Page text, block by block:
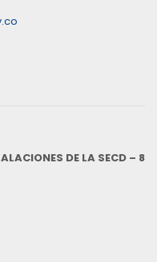
DE LA SECD – 8